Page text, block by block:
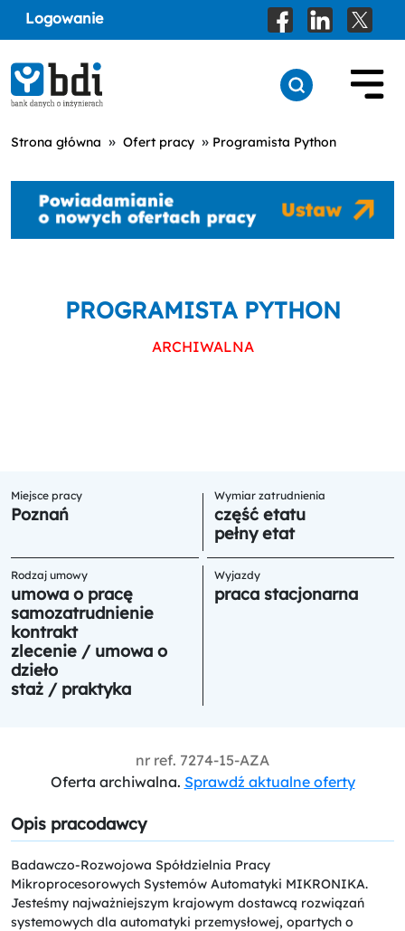
Logowanie
Strona główna » Ofert pracy » Programista Python
PROGRAMISTA PYTHON
ARCHIWALNA
Miejsce pracy
Poznań
Wymiar zatrudnienia
część etatu
pełny etat
Rodzaj umowy
umowa o pracę
samozatrudnienie
kontrakt
zlecenie / umowa o
dzieło
staż / praktyka
Wyjazdy
praca stacjonarna
nr ref. 7274-15-AZA
Oferta archiwalna. Sprawdź aktualne oferty
Opis pracodawcy
Badawczo-Rozwojowa Spółdzielnia Pracy
Mikroprocesorowych Systemów Automatyki MIKRONIKA.
Jesteśmy najważniejszym krajowym dostawcą rozwiązań
systemowych dla automatyki przemysłowej, opartych o